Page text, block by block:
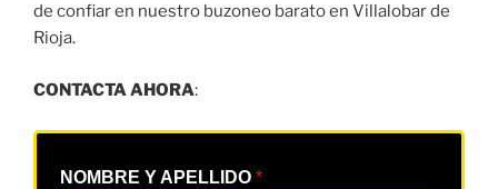
de confiar en nuestro buzoneo barato en Villalobar de
Rioja.
CONTACTA AHORA:
NOMBRE Y APELLIDO *